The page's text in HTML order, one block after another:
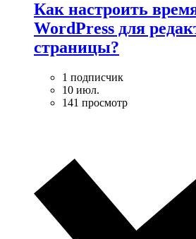
Как настроить
WordPress для
страницы?
1 подписчик
10 июл.
141 просмотр